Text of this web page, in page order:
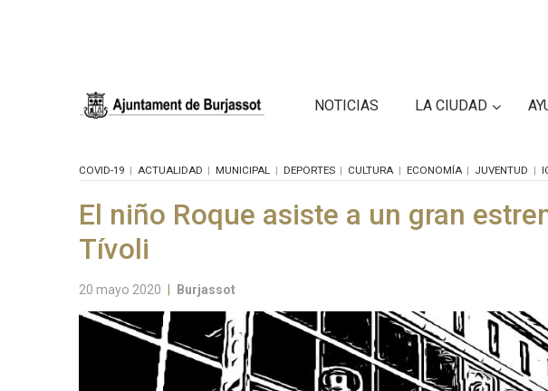
NOTICIAS LA CIUDAD
COVID-19 ACTUALIDAD MUNICIPAL DEPORTES CULTURA ECONOMÍA JUVENTUD
El niño Roque asiste a un gran
Tívoli
20 mayo 2020 Burjassot